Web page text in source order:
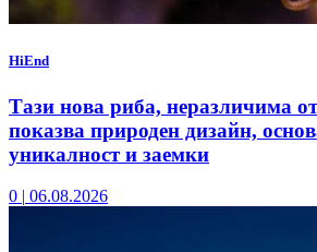
HiEnd
Тази нова риба, неразличима
показва природен дизайн,
уникалност и заемки
0 | 06.08.2026